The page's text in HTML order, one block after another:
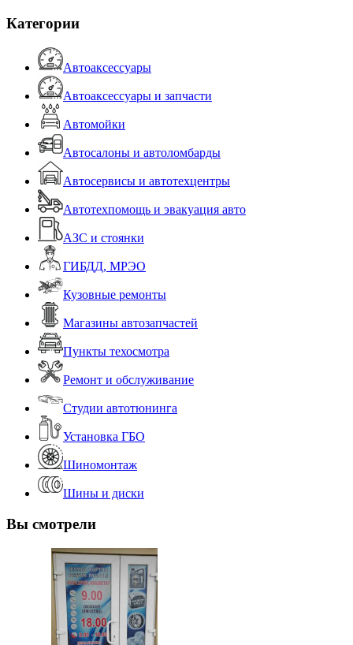
Категории
Автоаксессуары
Автоаксессуары и запчасти
Автомойки
Автосалоны и автоломбарды
Автосервисы и автотехцентры
Автотехпомощь и эвакуация авто
АЗС и стоянки
ГИБДД, МРЭО
Кузовные ремонты
Магазины автозапчастей
Пункты техосмотра
Ремонт и обслуживание
Студии автотюнинга
Установка ГБО
Шиномонтаж
Шины и диски
Вы смотрели